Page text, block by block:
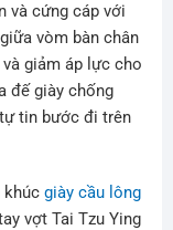
và cứng cáp với
vòm bàn chân
giảm áp lực cho
đế giày chống
tin bước đi trên
khúc giày cầu lông
vợt Tai Tzu Ying